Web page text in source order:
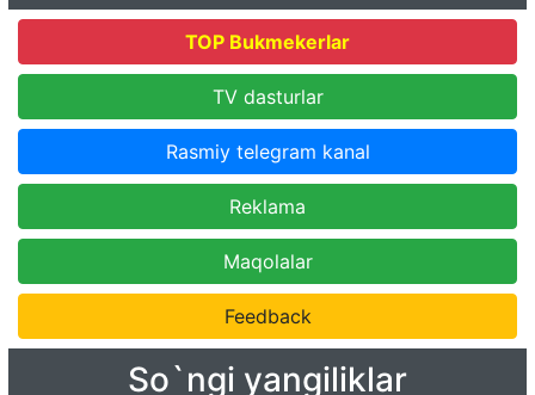
TOP Bukmekerlar
TV dasturlar
Rasmiy telegram kanal
Reklama
Maqolalar
Feedback
So`ngi yangiliklar